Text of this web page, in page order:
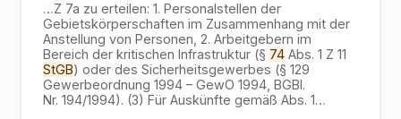
…Z 7a zu erteilen: 1. Personalstellen der
Gebietskörperschaften im Zusammenhang mit der
Anstellung von Personen, 2. Arbeitgebern im
Bereich der kritischen Infrastruktur (§ 74 Abs. 1 Z 11
StGB) oder des Sicherheitsgewerbes (§ 129
Gewerbeordnung 1994 – GewO 1994, BGBl.
Nr. 194/1994). (3) Für Auskünfte gemäß Abs. 1…